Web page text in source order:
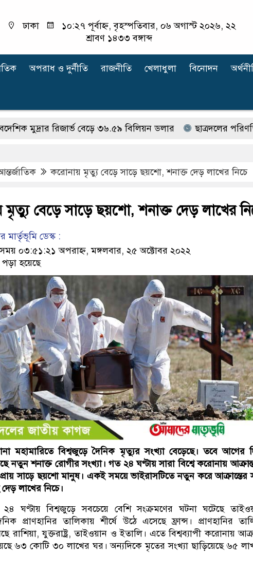
ঢাকা
১০:২৭ পূর্বাহ্ন, বৃহস্পতিবার, ০৬ অগাস্ট ২০২৬, ২২
শ্রাবণ ১৪৩৩ বঙ্গাব্দ
অপরাধ ‍ও দুর্নীতি রাজনীতি খেলাধুলা বিনোদন
রিজার্ভ বেড়ে ৩৬.৫৯ বিলিয়ন ডলার ছাত্রদলের পরিণতি
করোনায় মৃত্যু বেড়ে সাড়ে ছয়শো, শনাক্ত দেড় লাখের নিচে
বেড়ে সাড়ে ছয়শো, শনাক্ত দেড় লাখের
মার্তৃভূমি ডেস্ক :
০৩:৫১:২১ অপরাহ্ন, মঙ্গলবার, ২৫ অক্টোবর ২০২২
হয়েছে
মহামারিতে বিশ্বজুড়ে দৈনিক মৃত্যুর সংখ্যা বেড়েছে। তবে আগের
নতুন শনাক্ত রোগীর সংখ্যা। গত ২৪ ঘণ্টায় সারা বিশ্বে করোনায়
সাড়ে ছয়শো মানুষ। একই সময়ে ভাইরাসটিতে নতুন করে আক্রান্তের
লাখের নিচে।
ঘণ্টায় বিশ্বজুড়ে সবচেয়ে বেশি সংক্রমণের ঘটনা ঘটেছে
প্রাণহানির তালিকায় শীর্ষে উঠে এসেছে ফ্রান্স। প্রাণহানির
রাশিয়া, যুক্তরাষ্ট্র, তাইওয়ান ও ইতালি। এতে বিশ্বব্যাপী করোনায়
৬৩ কোটি ৩০ লাখের ঘর। অন্যদিকে মৃতের সংখ্যা ছাড়িয়েছে ৬৫